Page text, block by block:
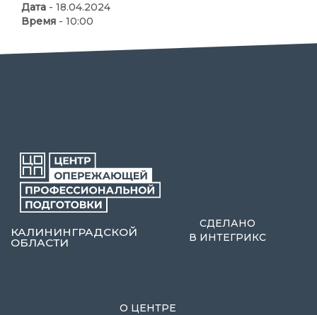
Дата - 18.04.2024
Время - 10:00
КАЛИНИНГРАДСКОЙ
ОБЛАСТИ
СДЕЛАНО
В ИНТЕГРИКС
О ЦЕНТРЕ